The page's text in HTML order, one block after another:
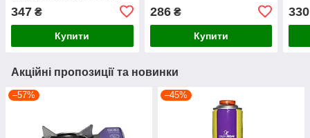
347 ₴
Купити
286₴
Купити
330
Акційні пропозиції та новинки
–57% –45%